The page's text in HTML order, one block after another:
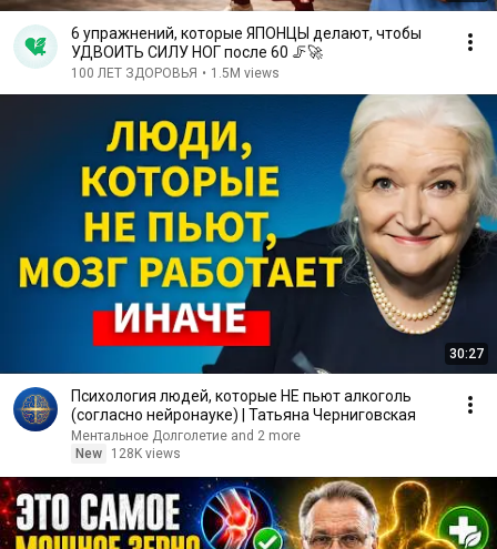
6 упражнений, которые ЯПОНЦЫ делают, чтобы
УДВОИТЬ СИЛУ НОГ после 60 🦵🚀
100 ЛЕТ ЗДОРОВЬЯ • 1.5M views
30:27
Психология людей, которые НЕ пьют алкоголь
(согласно нейронауке) | Татьяна Черниговская
Ментальное Долголетие and 2 more
New
128K views